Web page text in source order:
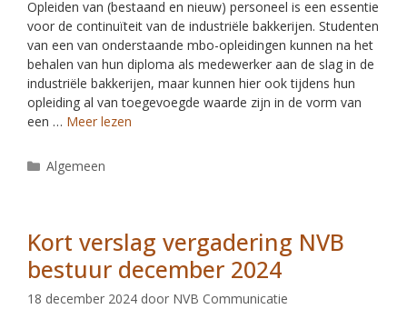
Opleiden van (bestaand en nieuw) personeel is een essentie
voor de continuïteit van de industriële bakkerijen. Studenten
van een van onderstaande mbo-opleidingen kunnen na het
behalen van hun diploma als medewerker aan de slag in de
industriële bakkerijen, maar kunnen hier ook tijdens hun
opleiding al van toegevoegde waarde zijn in de vorm van
een … Meer lezen
Algemeen
Kort verslag vergadering NVB
bestuur december 2024
18 december 2024 door NVB Communicatie